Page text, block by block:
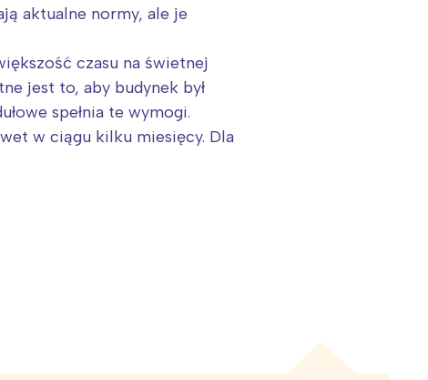
aktualne normy, ale je
czasu na świetnej
jest to, aby budynek był
spełnia te wymogi.
w ciągu kilku miesięcy. Dla